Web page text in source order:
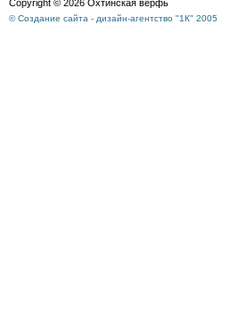
Copyright © 2026 Охтинская верфь
© Создание сайта - дизайн-агентство "1К" 2005